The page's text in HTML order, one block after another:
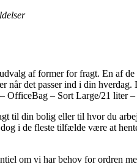
af former for fragt. En af
når det passer ind i din
OfficeBag – Sort Large/21 liter
til din bolig eller til hvor du
i de fleste tilfælde være at
om vi har behov for ordren